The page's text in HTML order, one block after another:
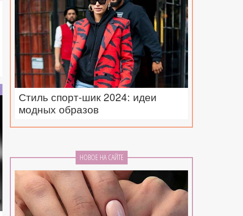
Стиль спорт-шик 2024: идеи
модных образов
НОВОЕ НА САЙТЕ